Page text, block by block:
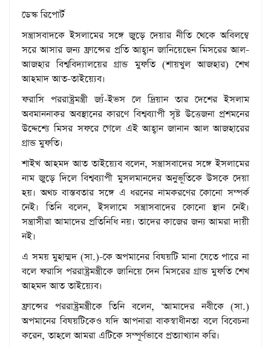
ডেস্ক রিপোর্ট
সন্ত্রাসবাদকে ইসলামের সঙ্গে জুড়ে দেয়ার নীতি থেকে অবিলম্বে
সরে আসার জন্য ফ্রান্সের প্রতি আহ্বান জানিয়েছেন মিসরের আল-
আজহার বিশ্ববিদ্যালয়ের গ্রান্ড মুফতি (শায়খুল আজহার) শেখ
আহমাদ আত-তাইয়্যেব।
ফরাসি পররাষ্ট্রমন্ত্রী জ্যঁ-ইভস লে দ্রিয়ান তার দেশের ইসলাম
অবমাননাকর অবস্থানের কারণে বিশ্বব্যাপী সৃষ্ট উত্তেজনা প্রশমনের
উদ্দেশ্যে মিসর সফরে গেলে এই আহ্বান জানান আল আজহারের
গ্রান্ড মুফতি।
শাইখ আহমদ আত তাইয়্যেব বলেন, সন্ত্রাসবাদের সঙ্গে ইসলামের
নাম জুড়ে দিলে বিশ্বব্যাপী মুসলমানদের অনুভূতিকে উসকে দেয়া
হয়। অথচ বাস্তবতার সঙ্গে এ ধরনের নামকরণের কোনো সম্পর্ক
নেই। তিনি বলেন, ইসলামে সন্ত্রাসবাদের কোনো স্থান নেই।
সন্ত্রাসীরা আমাদের প্রতিনিধি নয়। তাদের কাজের জন্য আমরা দায়ী
নই।
এ সময় মুহাম্মদ (সা.)-কে অপমানের বিষয়টি মানা যেতে পারে না
বলে ফরাসি পররাষ্ট্রমন্ত্রীকে জানিয়ে দেন মিসরের গ্রান্ড মুফতি শেখ
আহমদ আত তাইয়্যেব।
ফ্রান্সের পররাষ্ট্রমন্ত্রীকে তিনি বলেন, ‘আমাদের নবীকে (সা.)
অপমানের বিষয়টিকেও যদি আপনারা বাকস্বাধীনতা বলে বিবেচনা
করেন, তাহলে আমরা এটিকে সম্পূর্ণভাবে প্রত্যাখ্যান করি।